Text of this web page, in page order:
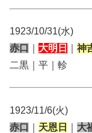
1923/10/31(水)
赤口
大明日 神
二黒｜平｜軫
1923/11/6(火)
赤口
天恩日 大